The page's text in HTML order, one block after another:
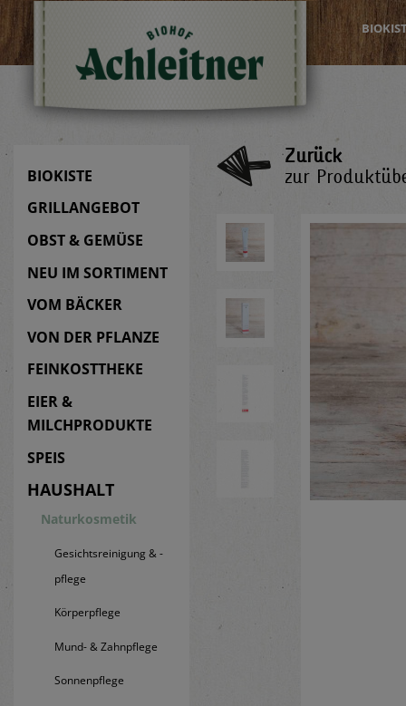
BIOKISTE
GRILLANGEBOT
OBST & GEMÜSE
NEU IM SORTIMENT
VOM BÄCKER
VON DER PFLANZE
FEINKOSTTHEKE
EIER &
MILCHPRODUKTE
SPEIS
HAUSHALT
Naturkosmetik
Gesichtsreinigung & -
pflege
Körperpflege
Mund- & Zahnpflege
Sonnenpflege
Zurück
zur